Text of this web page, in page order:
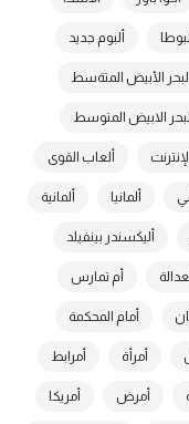
ألبوطا ألبوم جديد
الأبيض المتةسط
الابيض المتوسط
ألعاب القوى
ألمانيا ألمانية
أليكسندر بينفيلد
أم تمارس
أمام المحكمة
أمرأة أمرابط
أمرض أمريكا